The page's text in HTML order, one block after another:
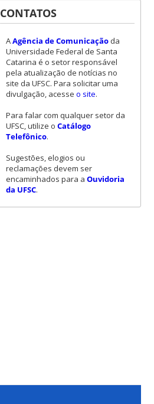
CONTATOS
AAgência de Comunicaçãoda
Universidade Federal de Santa
Catarina é o setor responsável
pela atualização de notícias no
site da UFSC. Para solicitar uma
divulgação, acesse o site.
Para falar com qualquer setor da
UFSC, utilize o Catálogo
Telefônico.
Sugestões, elogios ou
reclamações devem ser
encaminhados para a Ouvidoria
da UFSC.